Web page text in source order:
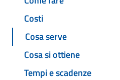
Costi
Cosa serve
Cosa si ottiene
Tempi e scadenze